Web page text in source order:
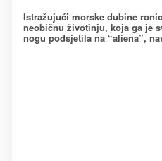
Istražujući morske dubine
neobičnu životinju, koja ga je
nogu podsjetila na “aliena”,